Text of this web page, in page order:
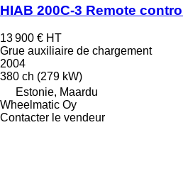
HIAB 200C-3 Remote controll
13 900 € HT
Grue auxiliaire de chargement
2004
380 ch (279 kW)
Estonie, Maardu
Wheelmatic Oy
Contacter le vendeur